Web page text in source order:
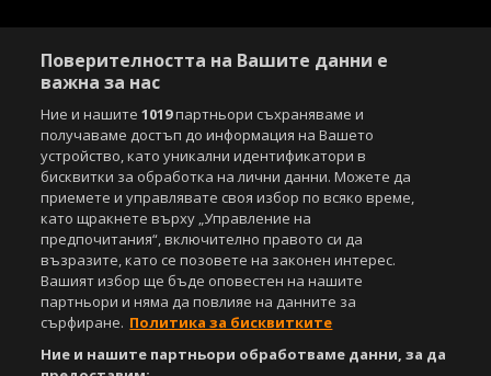
Поверителността на Вашите данни е
важна за нас
Ние и нашите1019партньори съхраняваме и
получаваме достъп до информация на Вашето
устройство, като уникални идентификатори в
бисквитки за обработка на лични данни. Можете да
приемете и управлявате своя избор по всяко време,
като щракнете върху „Управление на
предпочитания“, включително правото си да
възразите, като се позовете на законен интерес.
Вашият избор ще бъде оповестен на нашите
партньори и няма да повлияе на данните за
сърфиране. Политика за бисквитките
Ние и нашите партньори обработваме данни, за да